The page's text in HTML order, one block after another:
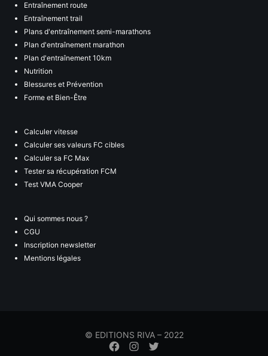
Entraînement route
Entraînement trail
Plans d'entraînement semi-marathons
Plan d'entraînement marathon
Plan d'entraînement 10km
Nutrition
Blessures et Prévention
Forme et Bien-Être
Calculer vitesse
Calculer ses valeurs FC cibles
Calculer sa FC Max
Tester sa récupération FCM
Test VMA Cooper
Qui sommes nous ?
CGU
Inscription newsletter
Mentions légales
© EDITIONS RIVA – 2022
Élément